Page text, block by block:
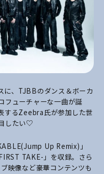
に、TJBBのダンス＆ボーカ
フューチャーな一曲が誕
するZeebra氏が参加した世
したい♡
Up Remix)」
TAKE-」を収録。さら
映像など豪華コンテンツも